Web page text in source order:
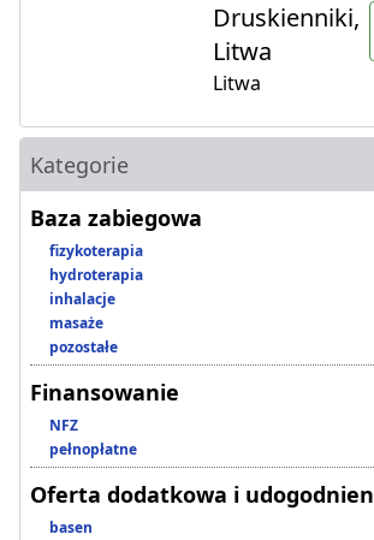
Druskienniki,
Litwa
Litwa
Kategorie
Baza zabiegowa
fizykoterapia
hydroterapia
inhalacje
masaże
pozostałe
Finansowanie
NFZ
pełnopłatne
Oferta dodatkowa i
basen